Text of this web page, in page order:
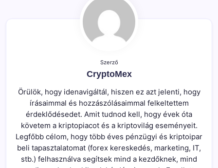
Szerző
CryptoMex
Örülök, hogy idenavigáltál, hiszen ez azt jelenti, hogy
írásaimmal és hozzászólásaimmal felkeltettem
érdeklődésedet. Amit tudnod kell, hogy évek óta
követem a kriptopiacot és a kriptovilág eseményeit.
Legfőbb célom, hogy több éves pénzügyi és kriptoipar
beli tapasztalatomat (forex kereskedés, marketing, IT,
stb.) felhasználva segítsek mind a kezdőknek, mind